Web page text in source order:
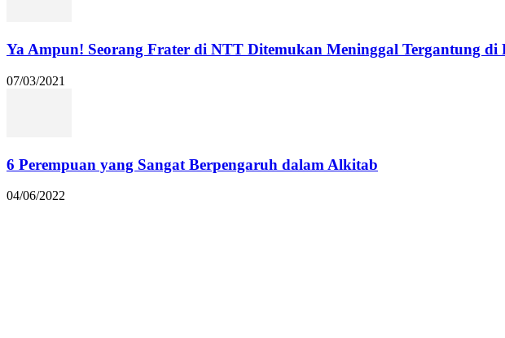
Ya Ampun! Seorang Frater di NTT Ditemukan Meninggal Tergantung di
07/03/2021
6 Perempuan yang Sangat Berpengaruh dalam Alkitab
04/06/2022